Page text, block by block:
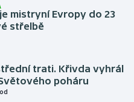
mistryní Evropy do 23
střelbě
trati. Křivda vyhrál
poháru